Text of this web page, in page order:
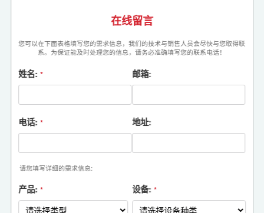
在线留言
您可以在下面表格填写您的需求信息，我们的技术与销售人员会尽快与您取得联
系。为保证能及时处理您的信息，请务必准确填写您的联系电话！
姓名: * 邮箱:
电话: * 地址:
请您填写详细的需求信息:
产品: * 设备: *